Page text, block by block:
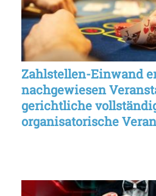
Zahlstellen-Einwand
nachgewiesen
gerichtliche
organisatorische